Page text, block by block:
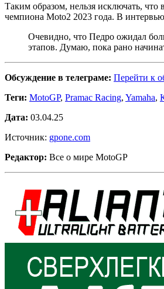
Таким образом, нельзя исключать,
чемпиона Moto2 2023 года. В
Очевидно, что Педро ожидал
этапов. Думаю, пока рано
Обсуждение в телеграме: Перейти к
Теги: MotoGP, Pramac Racing, Yamaha,
Дата: 03.04.25
Источник: gpone.com
Редактор: Все о мире MotoGP